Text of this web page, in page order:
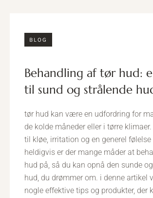
BLOG
behandling af tør hud: en guide
til sund og strålende
tør hud kan være en udfordring for
de kolde måneder eller i tørre
til kløe, irritation og en generel
heldigvis er der mange måder at
hud på, så du kan opnå den sunde
hud, du drømmer om. i denne artikel
nogle effektive tips og produkter, der